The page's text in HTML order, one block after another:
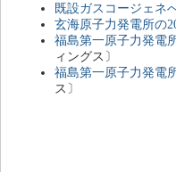
既設ガスコージェネ
玄海原子力発電所の
福島第一原子力発電
ィングス〕
福島第一原子力発電
ス〕